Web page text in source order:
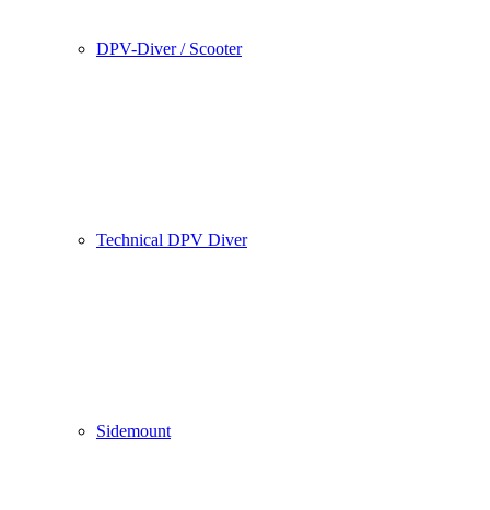
DPV-Diver / Scooter
Technical DPV Diver
Sidemount